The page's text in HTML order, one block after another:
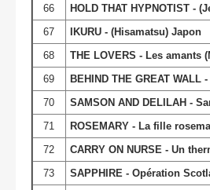
66
HOLD THAT HYPNOTIST -
67
IKURU - (Hisamatsu) Japon
68
THE LOVERS - Les amants
69
BEHIND THE GREAT
70
SAMSON AND DELILAH -
71
ROSEMARY - La fille
72
CARRY ON NURSE - Un
73
SAPPHIRE - Opération